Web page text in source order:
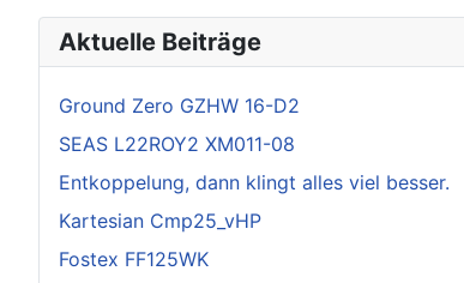
Aktuelle Beiträge
Ground Zero GZHW 16-D2
SEAS L22ROY2 XM011-08
Entkoppelung, dann klingt alles viel besser.
Kartesian Cmp25_vHP
Fostex FF125WK